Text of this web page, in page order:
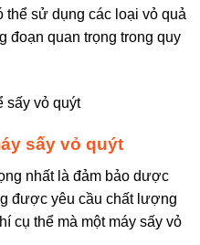
thể sử dụng các loại vỏ quả
đoạn quan trọng trong quy
sấy vỏ quýt
nhất là đảm bảo dược
được yêu cầu chất lượng
cụ thể mà một máy sấy vỏ